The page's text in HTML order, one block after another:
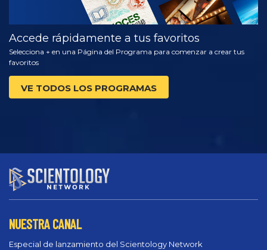
Accede rápidamente a tus favoritos
Selecciona + en una Página del Programa para comenzar a crear tus
favoritos
VE TODOS LOS PROGRAMAS
NUESTRA CANAL
Especial de lanzamiento del Scientology Network